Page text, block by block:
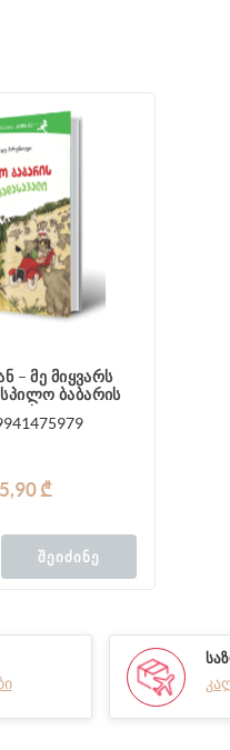
– მე მიყვარს
სპილო ბაბარის
5,90 ₾
ᲨᲔᲘᲫᲘᲜᲔ